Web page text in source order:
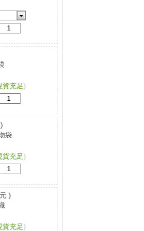
貨充足)
袋
貨充足)
)
貨充足)